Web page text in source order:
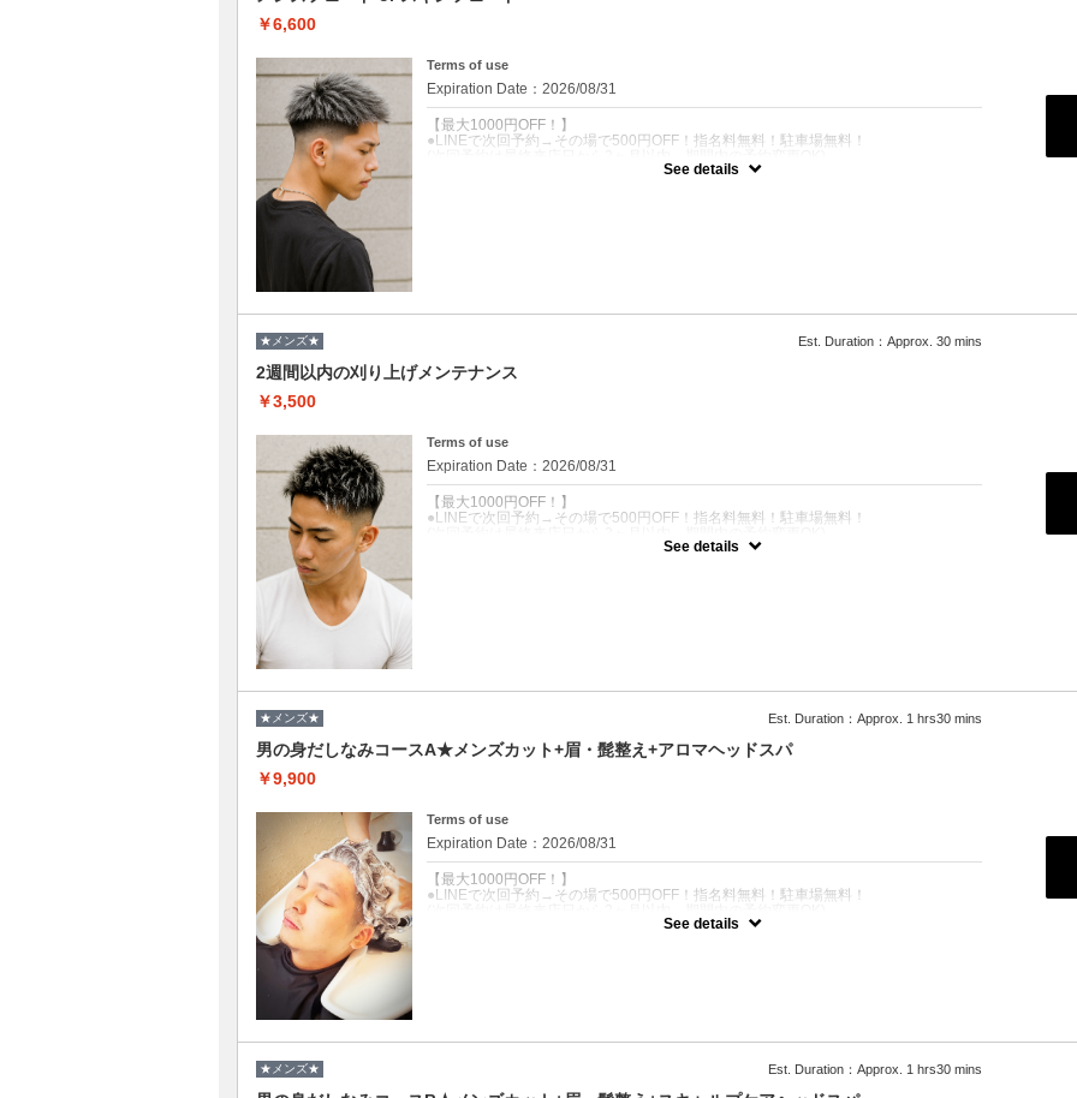
￥6,600
Terms of use
Expiration Date：2026/08/31
【最大1000円OFF！】
●LINEで次回予約→その場で500円OFF！指名料無料！駐車場無料！
●クチコミ投稿→その場で500円OFF！駐車場無料！
●2週間以内刈り上げメンテ3500
See details
★メンズ★ Est. Duration：Approx. 30 mins
2週間以内の刈り上げメンテナンス
￥3,500
Terms of use
Expiration Date：2026/08/31
【最大1000円OFF！】
●LINEで次回予約→その場で500円OFF！指名料無料！駐車場無料！
●クチコミ投稿→その場で500円OFF！駐車場無料！
●眉毛・髭整え+1100
See details
★メンズ★ Est. Duration：Approx. 1 hrs30 mins
男の身だしなみコースA★メンズカット+眉・髭整え+アロマヘッドスパ
￥9,900
Terms of use
Expiration Date：2026/08/31
【最大1000円OFF！】
●LINEで次回予約→その場で500円OFF！指名料無料！駐車場無料！
●クチコミ投稿→その場で500円OFF！駐車場無料！
See details
★メンズ★ Est. Duration：Approx. 1 hrs30 mins